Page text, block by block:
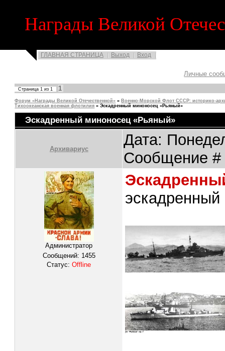
Награды Великой
ГЛАВНАЯ СТРАНИЦА Выход Вход
Личные
Страница1 из1 1
Форум «Награды Великой Отечественной» » Военно-Mорской Флот СССР: историко-
Тихоокеанская военная флотилия » Эскадренный миноносец «Рьяный»
Эскадренный миноносец «Рьяный»
Архивариус
Дата:
Сообщение
Администратор
Сообщений: 1455
Статус:Offline